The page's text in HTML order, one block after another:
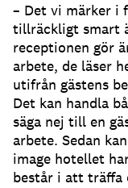
– Det vi märker i
tillräckligt smart
receptionen gör
arbete, de läser
utifrån gästens
Det kan handla
säga nej till en
arbete. Sedan
image hotellet
består i att träffa